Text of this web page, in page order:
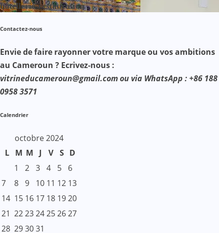
hôtellerie-restauration
Contactez-nous
Envie de faire rayonner votre marque ou vos ambitions
au Cameroun ? Ecrivez-nous :
vitrineducameroun@gmail.com ou via WhatsApp : +86 188
0958 3571
Calendrier
octobre 2024
L
M M J V S D
1
2 3 4 5
6
7
8 9 10 11 12 13
14 15 16 17 18 1920
21 222324252627
28 293031